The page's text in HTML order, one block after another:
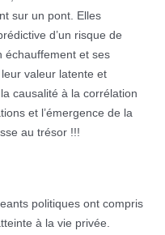
sur un pont. Elles
d’un risque de
échauffement et ses
valeur latente et
causalité à la corrélation
et l’émergence de la
au trésor !!!
politiques ont compris
à la vie privée.